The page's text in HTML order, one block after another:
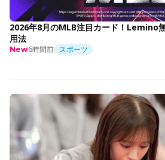
2026年8月のMLB注目カード！Lemino
用法
New6時間前 スポーツ